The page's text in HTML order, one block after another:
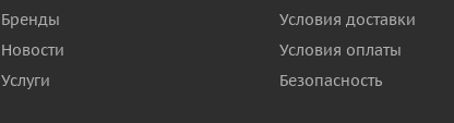
Бренды
Новости
Услуги
Условия доставки
Условия оплаты
Безопасность